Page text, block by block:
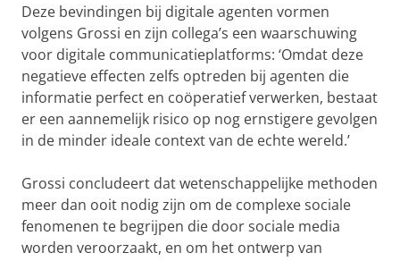
Deze bevindingen bij digitale agenten vormen
volgens Grossi en zijn collega’s een waarschuwing
voor digitale communicatieplatforms: ‘Omdat deze
negatieve effecten zelfs optreden bij agenten die
informatie perfect en coöperatief verwerken, bestaat
er een aannemelijk risico op nog ernstigere gevolgen
in de minder ideale context van de echte wereld.’
Grossi concludeert dat wetenschappelijke methoden
meer dan ooit nodig zijn om de complexe sociale
fenomenen te begrijpen die door sociale media
worden veroorzaakt, en om het ontwerp van